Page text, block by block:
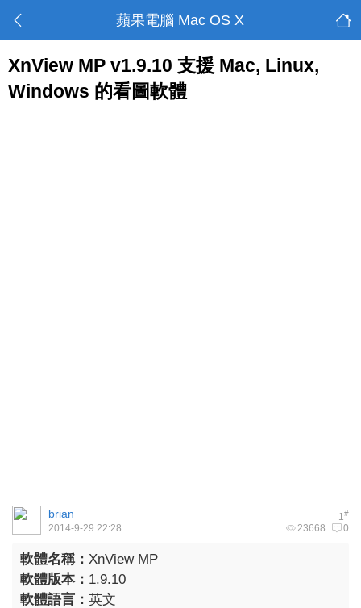
蘋果電腦 Mac OS X
XnView MP v1.9.10 支援 Mac, Linux,
Windows 的看圖軟體
1#
brian
23668 0
2014-9-29 22:28
軟體名稱： XnView MP
軟體版本： 1.9.10
軟體語言： 英文